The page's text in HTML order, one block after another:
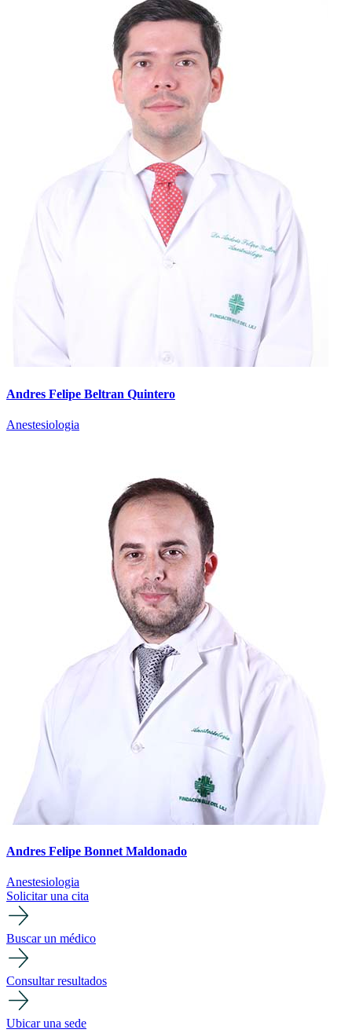
Andres Felipe Beltran Quintero
Anestesiologia
Andres Felipe Bonnet Maldonado
Anestesiologia
Solicitar una cita
Buscar un médico
Consultar resultados
Ubicar una sede